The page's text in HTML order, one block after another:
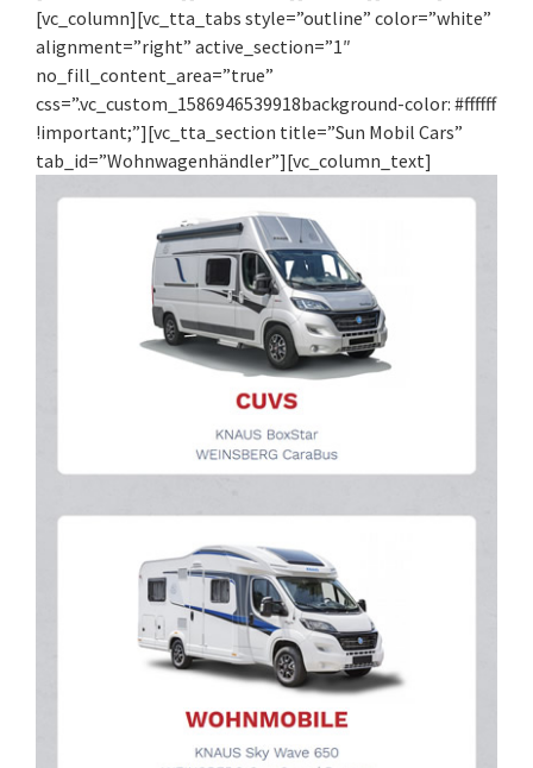
[vc_column][vc_tta_tabs style=”outline” color=”white”
alignment=”right” active_section=”1″
no_fill_content_area=”true”
css=”.vc_custom_1586946539918background-color: #ffffff
!important;”][vc_tta_section title=”Sun Mobil Cars”
tab_id=”Wohnwagenhändler”][vc_column_text]